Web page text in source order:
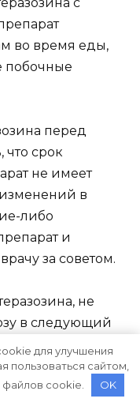
во время еды,
побочные
перед
срок
не имеет
в
либо
и
за советом.
не
в следующий
пропустить и
приема.
для улучшения
пользоваться сайтом,
файлов cookie.
OK